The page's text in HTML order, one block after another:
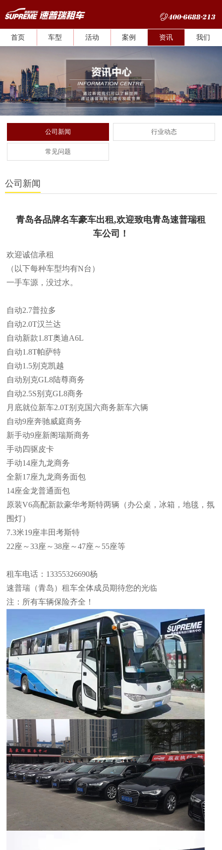
首页 车型 活动 案例 资讯 我们
公司新闻 行业动态
常见问题
公司新闻
青岛各品牌名车豪车出租,欢迎致电青岛速普瑞租
车公司！
欢迎诚信承租
（以下每种车型均有N台）
一手车源，没过水。
自动2.7普拉多
自动2.0T汉兰达
自动新款1.8T奥迪A6L
自动1.8T帕萨特
自动1.5别克凯越
自动别克GL8陆尊商务
自动2.5S别克GL8商务
月底就位新车2.0T别克国六商务新车六辆
自动9座奔驰威庭商务
新手动9座新阁瑞斯商务
手动四驱皮卡
手动14座九龙商务
全新17座九龙商务面包
14座金龙普通面包
原装V6高配新款豪华考斯特两辆（办公桌，冰箱，地毯，氛
围灯）
7.3米19座丰田考斯特
22座～33座～38座～47座～55座等
租车电话：13355326690杨
速普瑞（青岛）租车全体成员期待您的光临
注：所有车辆保险齐全！